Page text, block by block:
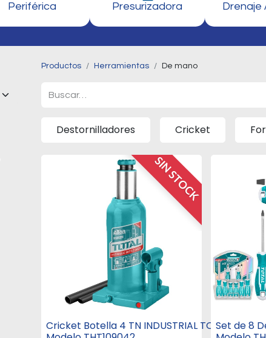
Periférica Presurizadora Drenaje
Productos Herramientas De mano
Destornilladores Cricket
SIN STOCK
Cricket Botella 4 TN INDUSTRIAL TOTALSet de 8